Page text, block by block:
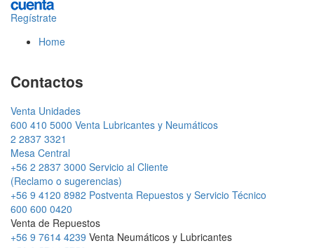
Regístrate
Home
Contactos
Venta Unidades
600 410 5000 Venta Lubricantes y Neumáticos
2 2837 3321
Mesa Central
+56 2 2837 3000 Servicio al Cliente
(Reclamo o sugerencias)
+56 9 4120 8982 Postventa Repuestos y Servicio Técnico
600 600 0420
Venta de Repuestos
+56 9 7614 4239 Venta Neumáticos y Lubricantes